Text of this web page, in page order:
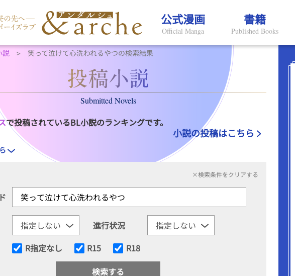
公式漫画
Official Manga
書籍
Published Books
説 笑って泣けて心洗われるやつの検索結果
Submitted Novels
で投稿されているBL小説のランキングです。
小説の投稿はこちら
×検索条件をクリアする
進行状況
R指定なし R15 R18